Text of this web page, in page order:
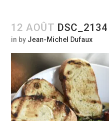
12 AOÛT DSC_2134
in by Jean-Michel Dufaux